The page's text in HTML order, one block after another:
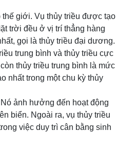
giới. Vụ thủy triều được tạo
trời đều ở vị trí thẳng hàng
gọi là thủy triều đại dương.
trung bình và thủy triều cực
thủy triều trung bình là mức
nhất trong một chu kỳ thủy
ảnh hưởng đến hoạt động
biển. Ngoài ra, vụ thủy triều
việc duy trì cân bằng sinh